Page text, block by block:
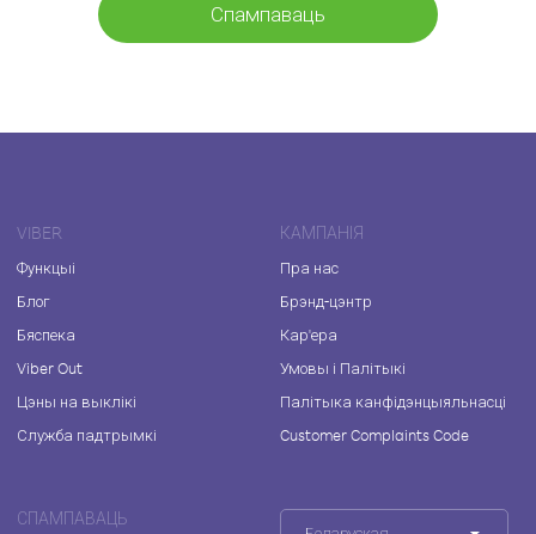
Спампаваць
VIBER
Функцыі
Блог
Бяспека
Viber Out
Цэны на выклікі
Служба падтрымкі
КАМПАНІЯ
Пра нас
Брэнд-цэнтр
Кар'ера
Умовы і Палітыкі
Палітыка канфідэнцыяльнасці
Customer Complaints Code
СПАМПАВАЦЬ